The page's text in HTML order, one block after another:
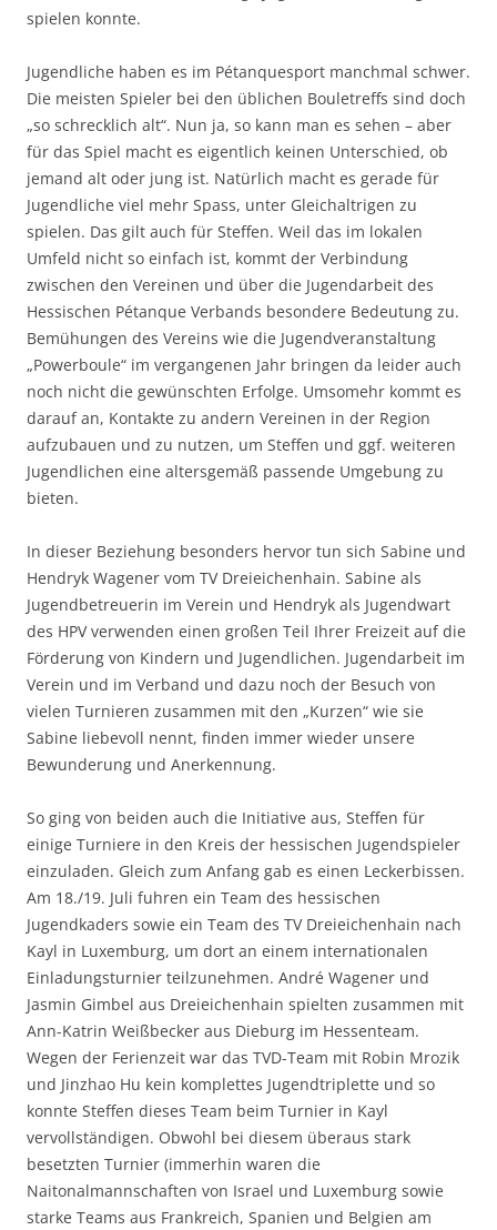
spielen konnte.
Jugendliche haben es im Pétanquesport manchmal schwer.
Die meisten Spieler bei den üblichen Bouletreffs sind doch
„so schrecklich alt“. Nun ja, so kann man es sehen – aber
für das Spiel macht es eigentlich keinen Unterschied, ob
jemand alt oder jung ist. Natürlich macht es gerade für
Jugendliche viel mehr Spass, unter Gleichaltrigen zu
spielen. Das gilt auch für Steffen. Weil das im lokalen
Umfeld nicht so einfach ist, kommt der Verbindung
zwischen den Vereinen und über die Jugendarbeit des
Hessischen Pétanque Verbands besondere Bedeutung zu.
Bemühungen des Vereins wie die Jugendveranstaltung
„Powerboule“ im vergangenen Jahr bringen da leider auch
noch nicht die gewünschten Erfolge. Umsomehr kommt es
darauf an, Kontakte zu andern Vereinen in der Region
aufzubauen und zu nutzen, um Steffen und ggf. weiteren
Jugendlichen eine altersgemäß passende Umgebung zu
bieten.
In dieser Beziehung besonders hervor tun sich Sabine und
Hendryk Wagener vom TV Dreieichenhain. Sabine als
Jugendbetreuerin im Verein und Hendryk als Jugendwart
des HPV verwenden einen großen Teil Ihrer Freizeit auf die
Förderung von Kindern und Jugendlichen. Jugendarbeit im
Verein und im Verband und dazu noch der Besuch von
vielen Turnieren zusammen mit den „Kurzen“ wie sie
Sabine liebevoll nennt, finden immer wieder unsere
Bewunderung und Anerkennung.
So ging von beiden auch die Initiative aus, Steffen für
einige Turniere in den Kreis der hessischen Jugendspieler
einzuladen. Gleich zum Anfang gab es einen Leckerbissen.
Am 18./19. Juli fuhren ein Team des hessischen
Jugendkaders sowie ein Team des TV Dreieichenhain nach
Kayl in Luxemburg, um dort an einem internationalen
Einladungsturnier teilzunehmen. André Wagener und
Jasmin Gimbel aus Dreieichenhain spielten zusammen mit
Ann-Katrin Weißbecker aus Dieburg im Hessenteam.
Wegen der Ferienzeit war das TVD-Team mit Robin Mrozik
und Jinzhao Hu kein komplettes Jugendtriplette und so
konnte Steffen dieses Team beim Turnier in Kayl
vervollständigen. Obwohl bei diesem überaus stark
besetzten Turnier (immerhin waren die
Naitonalmannschaften von Israel und Luxemburg sowie
starke Teams aus Frankreich, Spanien und Belgien am